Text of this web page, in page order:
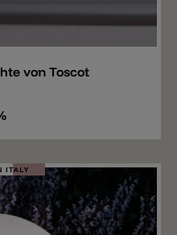
von Toscot